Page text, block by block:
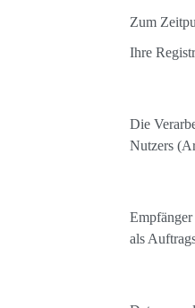
Zum
Ihre
Die
Nutzers
als